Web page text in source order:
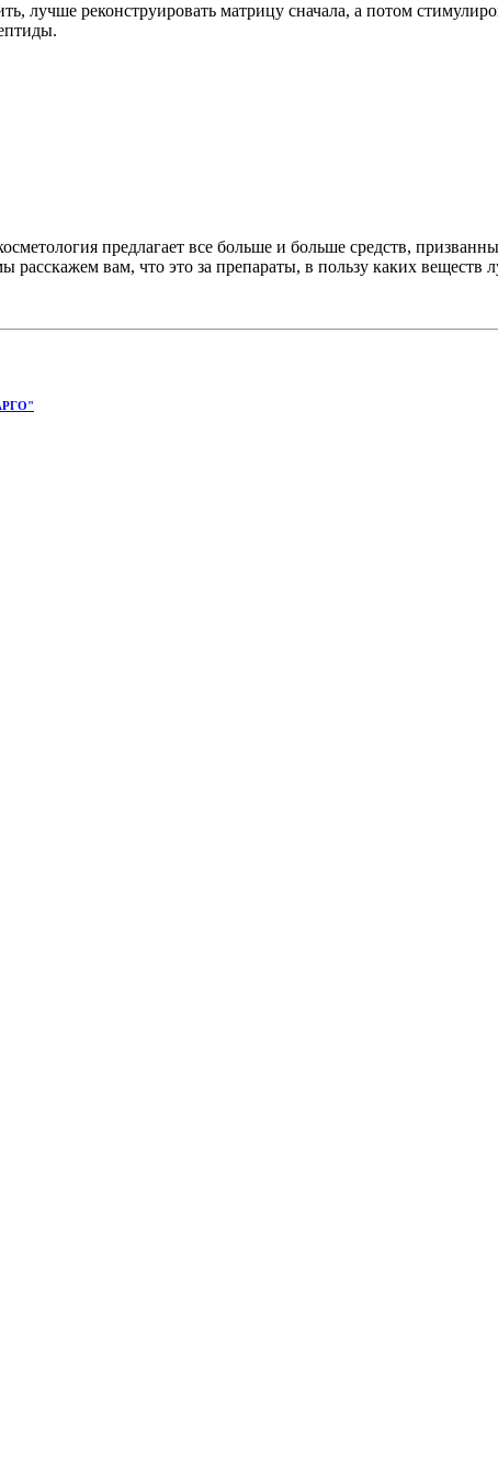
лучше реконструировать матрицу сначала, а потом
предлагает все больше и больше средств,
вам, что это за препараты, в пользу каких веществ